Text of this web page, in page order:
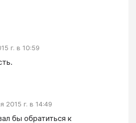
г. в 10:59
2015 г. в 14:49
бы обратиться к